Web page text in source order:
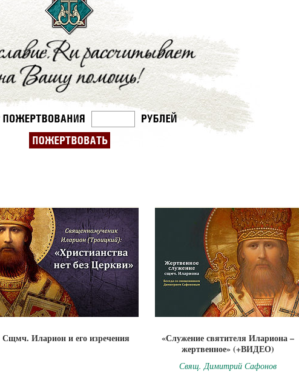
Сщмч. Иларион и его изречения
«Служение святителя Илариона –
жертвенное» (+ВИДЕО)
Свящ. Димитрий Сафонов